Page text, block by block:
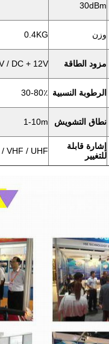
30dBm
وزن 0.4KG
مزود الطاقة / DC + 12V
الرطوبة النسبية 30-80٪
نطاق التشويش 1-10m
إشارة قابلة
للتغيير
/ VHF / UHF